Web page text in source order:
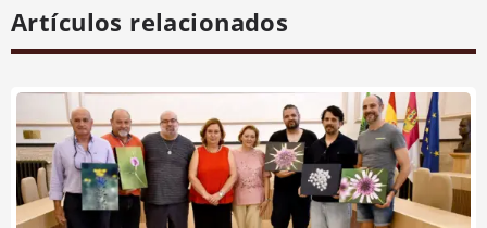
Artículos relacionados